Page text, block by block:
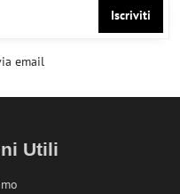
Iscriviti
email
Utili